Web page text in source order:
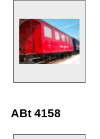
ABt 4158